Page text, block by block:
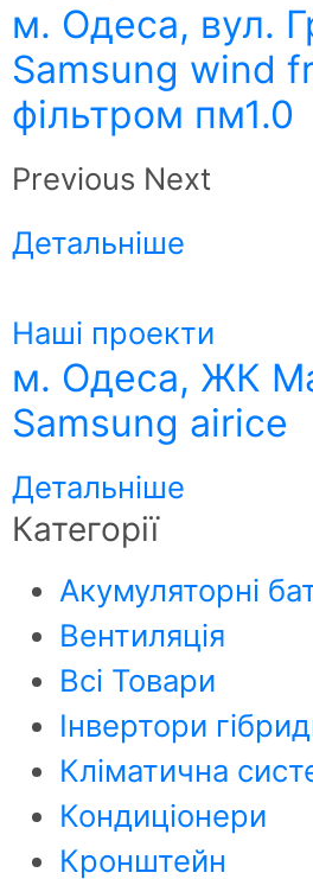
м. Одеса, вул.
Samsung wind
фільтром пм1.0
Previous Next
Детальніше
Наші проекти
м. Одеса, ЖК
Samsung airice
Детальніше
Категорії
Акумуляторні
Вентиляція
Всі Товари
Інвертори
Кліматична
Кондиціонери
Кронштейн